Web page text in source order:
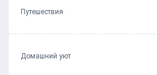
Путешествия
Домашний уют